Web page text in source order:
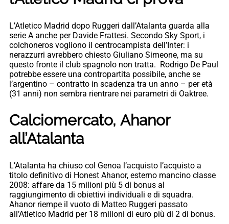
L’Atletico Madrid dopo Ruggeri dall’Atalanta guarda alla
serie A anche per Davide Frattesi. Secondo Sky Sport, i
colchoneros vogliono il centrocampista dell’Inter: i
nerazzurri avrebbero chiesto Giuliano Simeone, ma su
questo fronte il club spagnolo non tratta. Rodrigo De Paul
potrebbe essere una contropartita possibile, anche se
l’argentino – contratto in scadenza tra un anno – per età
(31 anni) non sembra rientrare nei parametri di Oaktree.
Calciomercato, Ahanor
all’Atalanta
L’Atalanta ha chiuso col Genoa l’acquisto l’acquisto a
titolo definitivo di Honest Ahanor, esterno mancino classe
2008: affare da 15 milioni più 5 di bonus al
raggiungimento di obiettivi individuali e di squadra.
Ahanor riempe il vuoto di Matteo Ruggeri passato
all’Atletico Madrid per 18 milioni di euro più di 2 di bonus.